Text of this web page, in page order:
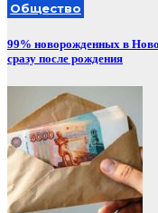
Общество
99% новорожденных в
сразу после рождения